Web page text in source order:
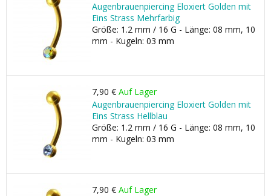
Augenbrauenpiercing Eloxiert Golden mit
Eins Strass Mehrfarbig
Größe: 1.2 mm / 16 G - Länge: 08 mm, 10
mm - Kugeln: 03 mm
7,90 € Auf Lager
Augenbrauenpiercing Eloxiert Golden mit
Eins Strass Hellblau
Größe: 1.2 mm / 16 G - Länge: 08 mm, 10
mm - Kugeln: 03 mm
7,90 € Auf Lager